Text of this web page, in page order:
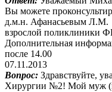
Вы можете
д.м.н. Афанасьевым Л.М.
взрослой
Дополнительная
после 14.00
07.11.2013
Вопрос: Здравствуйте,
Хирургии №2! Мой муж